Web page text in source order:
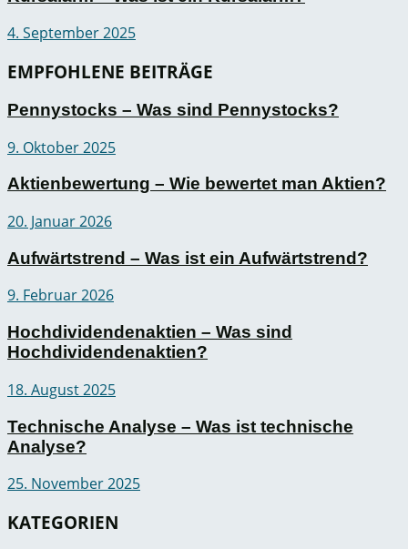
4. September 2025
EMPFOHLENE BEITRÄGE
Pennystocks – Was sind Pennystocks?
9. Oktober 2025
Aktienbewertung – Wie bewertet man Aktien?
20. Januar 2026
Aufwärtstrend – Was ist ein Aufwärtstrend?
9. Februar 2026
Hochdividendenaktien – Was sind
Hochdividendenaktien?
18. August 2025
Technische Analyse – Was ist technische
Analyse?
25. November 2025
KATEGORIEN